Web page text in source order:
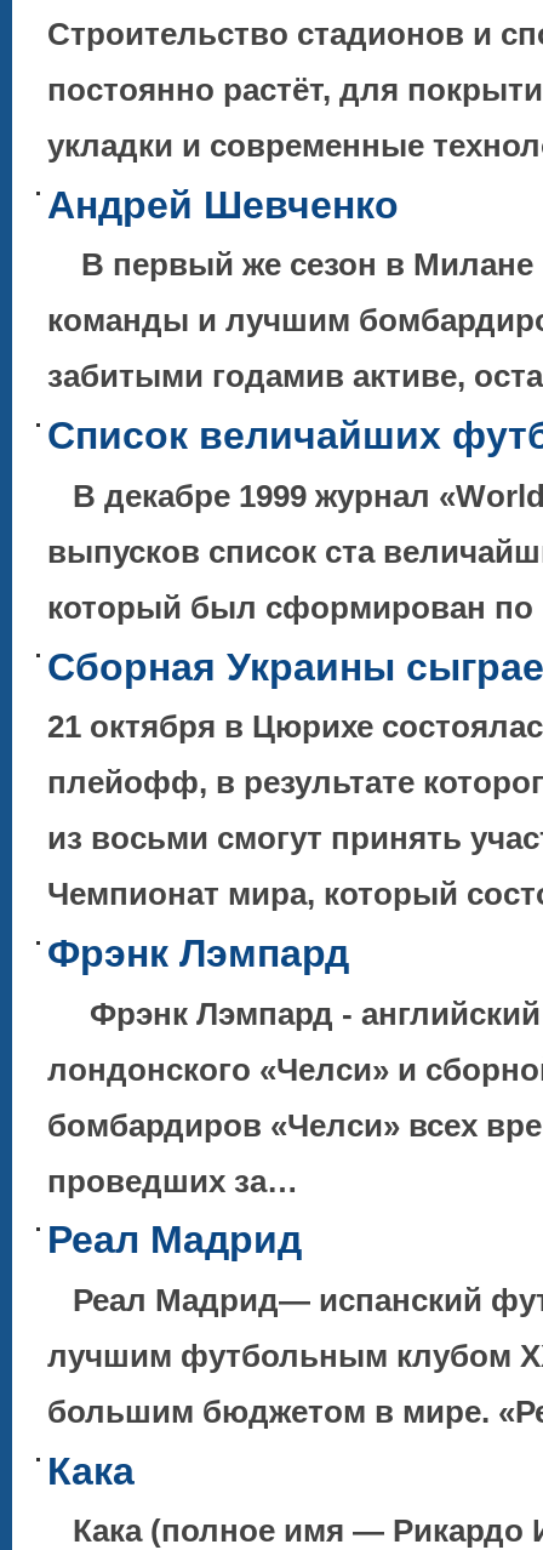
Строительство стадионов и
постоянно растёт, для
укладки и современные
Андрей Шевченко
В первый же сезон в Милане
команды и лучшим
забитыми годамив активе,
Список величайших
В декабре 1999 журнал
выпусков список ста
который был сформирован по
Сборная Украины
21 октября в Цюрихе
плейофф, в результате
из восьми смогут принять
Чемпионат мира, который
Фрэнк Лэмпард
Фрэнк Лэмпард -
лондонского «Челси» и
бомбардиров «Челси» всех
проведших за…
Реал Мадрид
Реал Мадрид— испанский
лучшим футбольным клубом
большим бюджетом в мире.
Кака
Кака (полное имя — Рикардо